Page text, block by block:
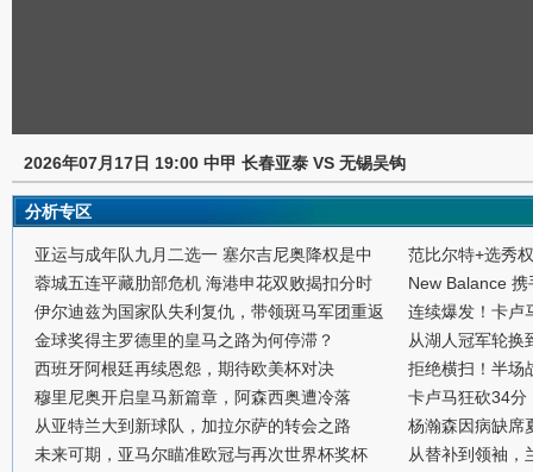
2026年07月17日 19:00 中甲 长春亚泰 VS 无锡吴钩
分析专区
亚运与成年队九月二选一 塞尔吉尼奥降权是中
蓉城五连平藏肋部危机 海港申花双败揭扣分时
伊尔迪兹为国家队失利复仇，带领斑马军团重返
金球奖得主罗德里的皇马之路为何停滞？
西班牙阿根廷再续恩怨，期待欧美杯对决
穆里尼奥开启皇马新篇章，阿森西奥遭冷落
从亚特兰大到新球队，加拉尔萨的转会之路
未来可期，亚马尔瞄准欧冠与再次世界杯奖杯
范比尔特+选秀
New Balance
连续爆发！卡卢
从湖人冠军轮换
拒绝横扫！半场
卡卢马狂砍34分
杨瀚森因病缺席
从替补到领袖，